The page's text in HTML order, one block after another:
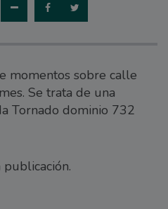
momentos sobre calle
Se trata de una
Tornado dominio 732